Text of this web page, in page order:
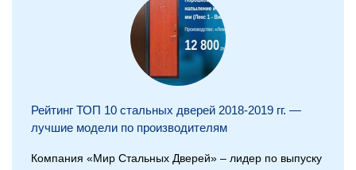
Рейтинг ТОП 10 стальных дверей 2018-2019 гг. —
лучшие модели по производителям
Компания «Мир Стальных Дверей» – лидер по выпуску